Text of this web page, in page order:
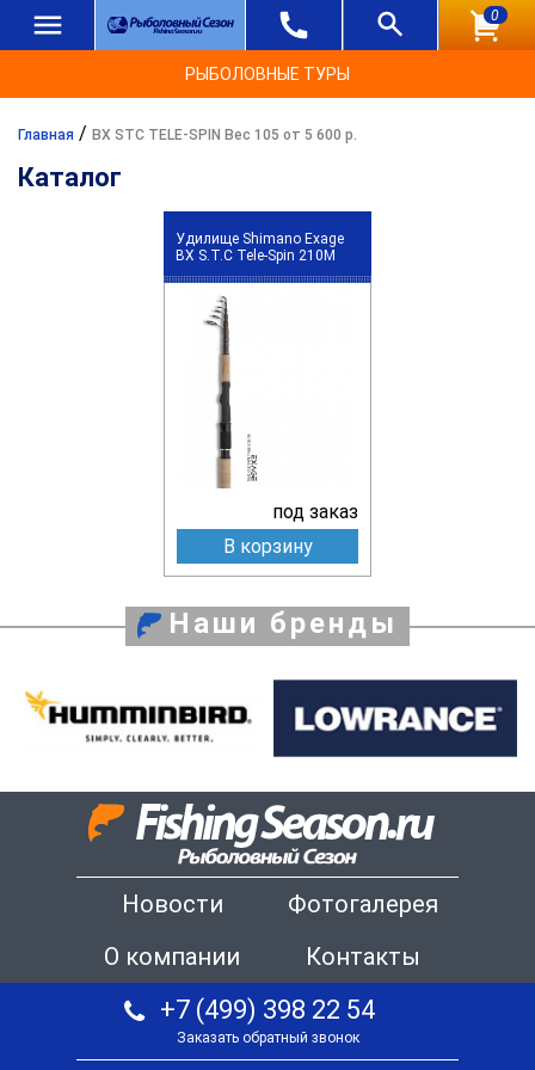
0
РЫБОЛОВНЫЕ ТУРЫ
Главная / BX STC TELE-SPIN Вес 105 от 5 600 р.
Каталог
Удилище Shimano Exage
BX S.T.C Tele-Spin 210M
под заказ
В корзину
Наши бренды
Новости
Фотогалерея
О компании
Контакты
+7 (499) 398 22 54
Заказать обратный звонок